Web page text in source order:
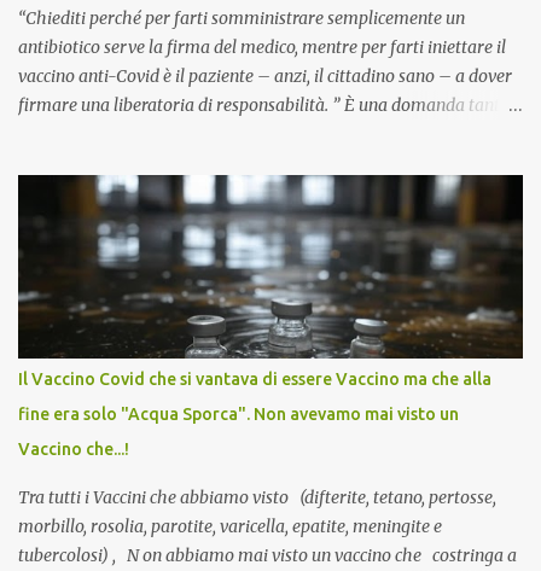
“Chiediti perché per farti somministrare semplicemente un
antibiotico serve la firma del medico, mentre per farti iniettare il
vaccino anti-Covid è il paziente – anzi, il cittadino sano – a dover
firmare una liberatoria di responsabilità. ” È una domanda tanto
pandemia. Un interrogativo che dovrebbe scuotere chiunque abbia
ancora il coraggio di pensare con la propria testa. Per il vaccino
anti-Covid, un pro-farmaco, con autorizzazione condizionata,
sviluppato in tempi record, con tecnologie mai utilizzate prima su
larga scala, ancora oggetto di studio e di discussione
internazionale serve solo una firma. La tua. Lo si somministra
anche a persone sane, giovani, senza fattori di rischio, spesso già
serve una prescrizione. Non c’è diagnosi. Non c’è presa in carico.
L’unico atto richiesto è una fi...
Il Vaccino Covid che si vantava di essere Vaccino ma che alla
fine era solo "Acqua Sporca". Non avevamo mai visto un
Vaccino che...!
Tra tutti i Vaccini che abbiamo visto (difterite, tetano, pertosse,
morbillo, rosolia, parotite, varicella, epatite, meningite e
tubercolosi) , N on abbiamo mai visto un vaccino che costringa a